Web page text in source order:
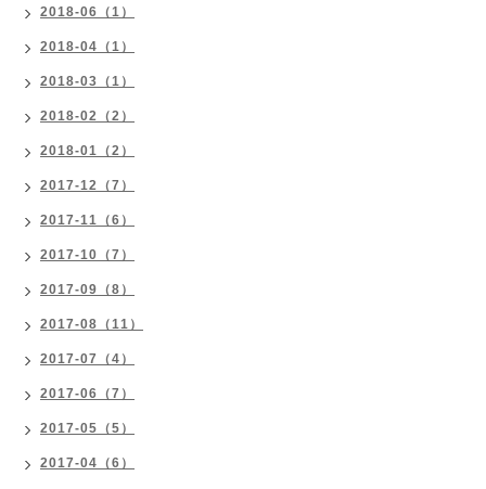
2018-06（1）
2018-04（1）
2018-03（1）
2018-02（2）
2018-01（2）
2017-12（7）
2017-11（6）
2017-10（7）
2017-09（8）
2017-08（11）
2017-07（4）
2017-06（7）
2017-05（5）
2017-04（6）